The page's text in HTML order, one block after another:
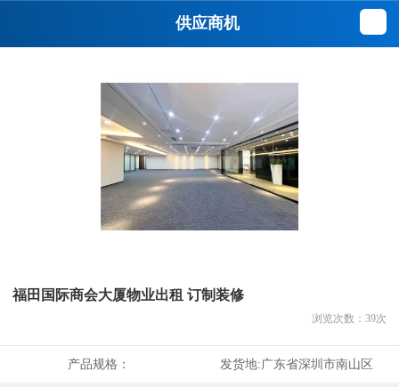
供应商机
福田国际商会大厦物业出租 订制装修
浏览次数： 39次
产品规格： 发货地:广东省深圳市南山区